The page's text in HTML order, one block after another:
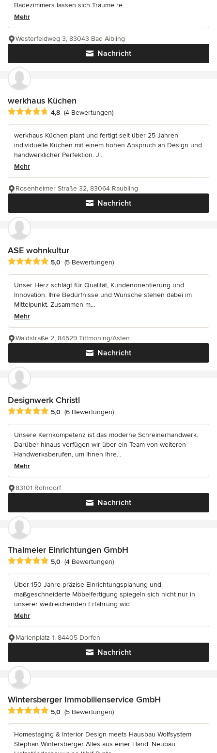
Badezimmers lassen sich Träume re...
Mehr
Nachricht
Westerfeldweg 3, 83043 Bad Aibling
werkhaus Küchen
Durchschnittliche Bewertung: 4.8 von 5 Sternen
4,8 (4 Bewertungen)
werkhaus Küchen plant und fertigt seit über 25 Jahren
individuelle Küchen mit einem hohen Anspruch an Design und
handwerklicher Perfektion. J...
Mehr
Nachricht
Rosenheimer Straße 32, 83064 Raubling
ASE wohnkultur
Durchschnittliche Bewertung: 5 von 5 Sternen
5,0 (5 Bewertungen)
Unser Herz schlägt für Qualität, Kundenorientierung und
Innovation. Ihre Bedürfnisse und Wünsche stehen dabei im
Mittelpunkt. Zusammen m...
Mehr
Nachricht
Waldstraße 2, 84529 Tittmoning/Asten
Designwerk Christl
Durchschnittliche Bewertung: 5 von 5 Sternen
5,0 (6 Bewertungen)
Unsere Kernkompetenz ist das moderne Schreinerhandwerk.
Darüber hinaus verfügen wir über ein Team von weiteren
Handwerksberufen, um Ihnen Ihre...
Mehr
Nachricht
83101 Rohrdorf
Thalmeier Einrichtungen GmbH
Durchschnittliche Bewertung: 5 von 5 Sternen
5,0 (4 Bewertungen)
Über 150 Jahre präzise Einrichtungsplanung und
maßgeschneiderte Möbelfertigung spiegeln sich nicht nur in
unserer weitreichenden Erfahrung wid...
Mehr
Nachricht
Marienplatz 1, 84405 Dorfen
Wintersberger Immobilienservice GmbH
Durchschnittliche Bewertung: 5 von 5 Sternen
5,0 (5 Bewertungen)
Homestaging & Interior Design meets Hausbau Wolfsystem
Stephan Wintersberger Alles aus einer Hand. Neubau